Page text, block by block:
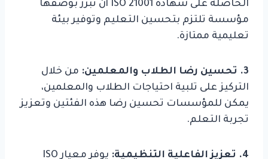
الحاصلة على شهادة ISO 21001 أن تبرز بوصفها
مؤسسة تلتزم بتحسين التعليم وتوفير بيئة
تعليمية ممتازة.
3. تحسين رضا الطلاب والمعلمين:
من خلال
التركيز على تلبية احتياجات الطلاب والمعلمين،
يمكن للمؤسسات تحسين رضا هذه الفئتين وتعزيز
تجربة التعلم.
4. تعزيز الفاعلية التنظيمية: يوفر معيار ISO